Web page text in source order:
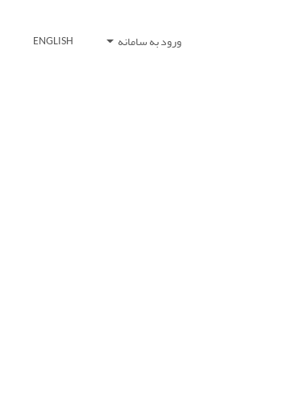
ورود به سامانه ENGLISH